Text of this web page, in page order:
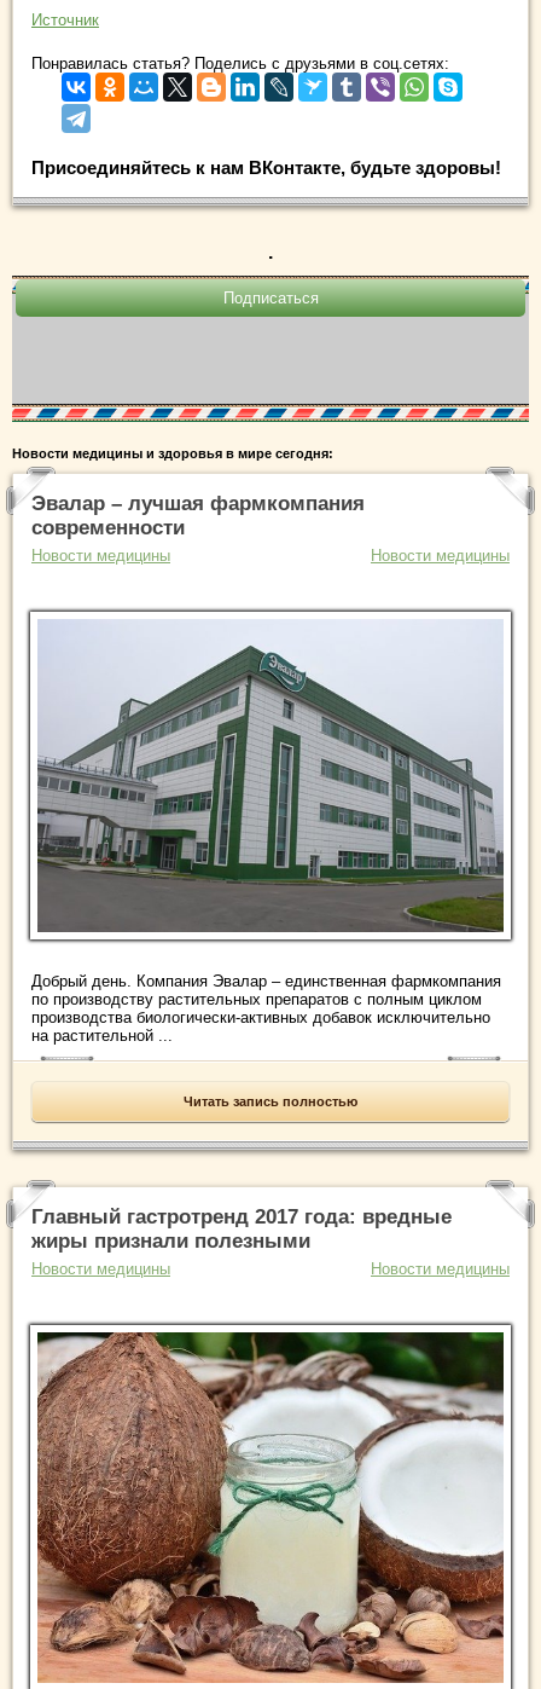
Источник
Понравилась статья? Поделись с друзьями в соц.сетях:
Присоединяйтесь к нам ВКонтакте, будьте здоровы!
.
Новости медицины и здоровья в мире сегодня:
Эвалар – лучшая фармкомпания
современности
Новости медицины Новости медицины
Добрый день. Компания Эвалар – единственная фармкомпания
по производству растительных препаратов с полным циклом
производства биологически-активных добавок исключительно
на растительной ...
Читать запись полностью
Главный гастротренд 2017 года: вредные
жиры признали полезными
Новости медицины Новости медицины